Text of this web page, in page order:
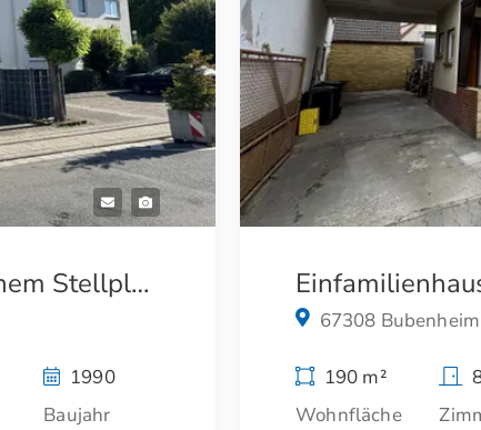
1-Zimmer-Wohnung mit eigenem Stellplatz
1990
Baujahr
67308 Bubenheim
190 m²
Wohnfläche